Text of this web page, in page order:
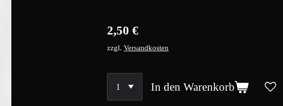
2,50 €
zzgl. Versandkosten
In den Warenkorb